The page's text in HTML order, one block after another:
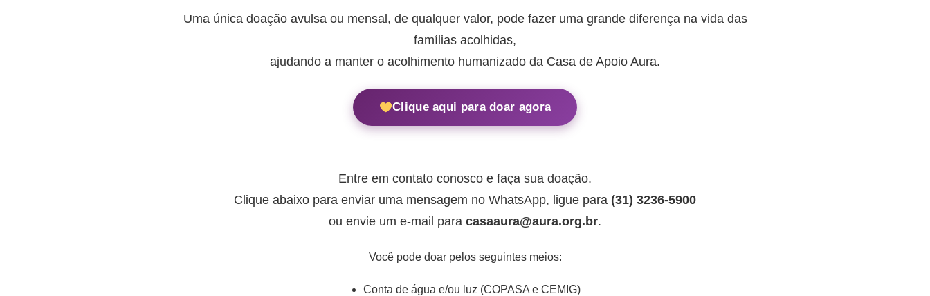
Uma única doação avulsa ou mensal, de qualquer valor, pode fazer uma grande diferença na vida das
famílias acolhidas,
ajudando a manter o acolhimento humanizado da Casa de Apoio Aura.
Clique aqui para doar agora
Entre em contato conosco e faça sua doação.
Clique abaixo para enviar uma mensagem no WhatsApp, ligue para (31) 3236-5900
ou envie um e-mail para casaaura@aura.org.br.
Você pode doar pelos seguintes meios:
Conta de água e/ou luz (COPASA e CEMIG)